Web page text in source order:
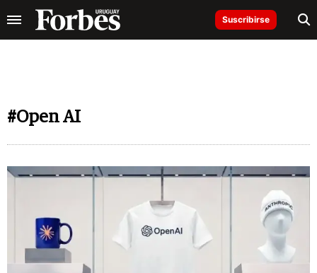
Suscribirse
#Open AI